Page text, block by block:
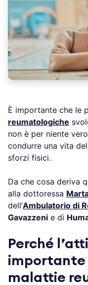
È importante che le
reumatologiche
non è per niente
condurre una vita
sforzi fisici.
Da che cosa deriva
alla dottoressa
dell’Ambulatorio di
Gavazzeni e di
Perché
importante
malattie